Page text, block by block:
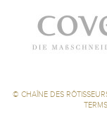
© CHAÎNE DES